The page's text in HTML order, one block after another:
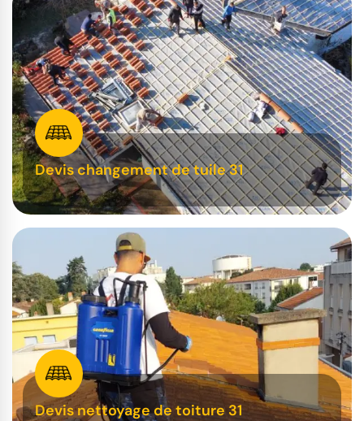
Devis changement de tuile 31
Devis nettoyage de toiture 31